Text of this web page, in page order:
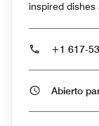
inspired
+1 617-